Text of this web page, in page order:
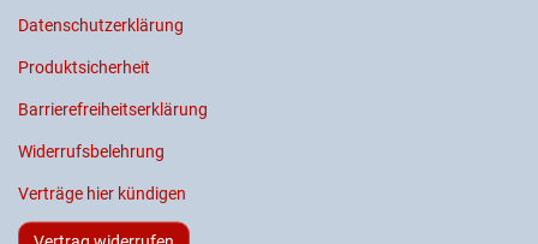
Datenschutzerklärung
Produktsicherheit
Barrierefreiheitserklärung
Widerrufsbelehrung
Verträge hier kündigen